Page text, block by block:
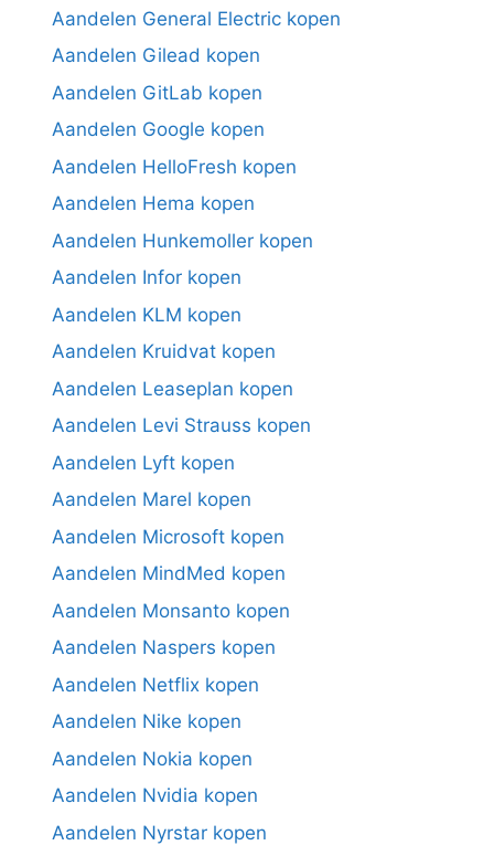
Aandelen General Electric kopen
Aandelen Gilead kopen
Aandelen GitLab kopen
Aandelen Google kopen
Aandelen HelloFresh kopen
Aandelen Hema kopen
Aandelen Hunkemoller kopen
Aandelen Infor kopen
Aandelen KLM kopen
Aandelen Kruidvat kopen
Aandelen Leaseplan kopen
Aandelen Levi Strauss kopen
Aandelen Lyft kopen
Aandelen Marel kopen
Aandelen Microsoft kopen
Aandelen MindMed kopen
Aandelen Monsanto kopen
Aandelen Naspers kopen
Aandelen Netflix kopen
Aandelen Nike kopen
Aandelen Nokia kopen
Aandelen Nvidia kopen
Aandelen Nyrstar kopen